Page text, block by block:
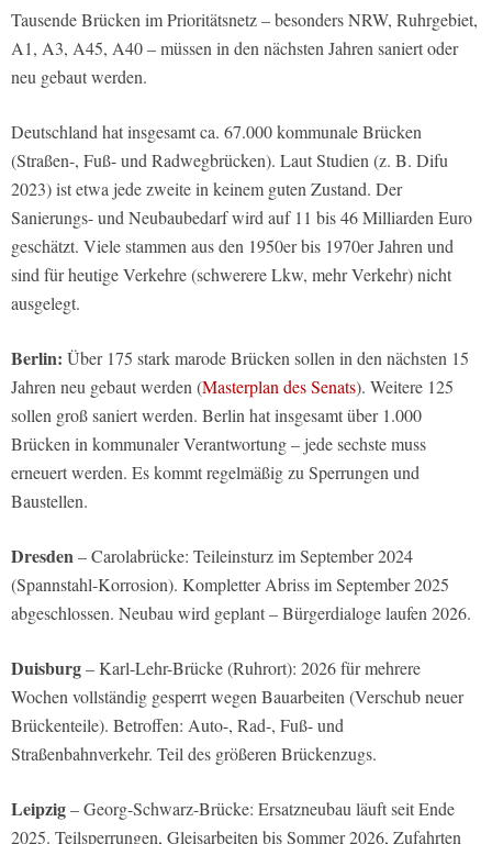
Tausende Brücken im Prioritätsnetz – besonders NRW, Ruhrgebiet,
A1, A3, A45, A40 – müssen in den nächsten Jahren saniert oder
neu gebaut werden.
Deutschland hat insgesamt ca. 67.000 kommunale Brücken
(Straßen-, Fuß- und Radwegbrücken). Laut Studien (z. B. Difu
2023) ist etwa jede zweite in keinem guten Zustand. Der
Sanierungs- und Neubaubedarf wird auf 11 bis 46 Milliarden Euro
geschätzt. Viele stammen aus den 1950er bis 1970er Jahren und
sind für heutige Verkehre (schwerere Lkw, mehr Verkehr) nicht
ausgelegt.
Berlin: Über 175 stark marode Brücken sollen in den nächsten 15
Jahren neu gebaut werden (Masterplan des Senats). Weitere 125
sollen groß saniert werden. Berlin hat insgesamt über 1.000
Brücken in kommunaler Verantwortung – jede sechste muss
erneuert werden. Es kommt regelmäßig zu Sperrungen und
Baustellen.
Dresden– Carolabrücke: Teileinsturz im September 2024
(Spannstahl-Korrosion). Kompletter Abriss im September 2025
abgeschlossen. Neubau wird geplant – Bürgerdialoge laufen 2026.
Duisburg– Karl-Lehr-Brücke (Ruhrort): 2026 für mehrere
Wochen vollständig gesperrt wegen Bauarbeiten (Verschub neuer
Brückenteile). Betroffen: Auto-, Rad-, Fuß- und
Straßenbahnverkehr. Teil des größeren Brückenzugs.
Leipzig– Georg-Schwarz-Brücke: Ersatzneubau läuft seit Ende
2025. Teilsperrungen, Gleisarbeiten bis Sommer 2026, Zufahrten